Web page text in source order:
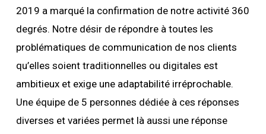
2019 a marqué la confirmation de notre activité 360
degrés. Notre désir de répondre à toutes les
problématiques de communication de nos clients
qu’elles soient traditionnelles ou digitales est
ambitieux et exige une adaptabilité irréprochable.
Une équipe de 5 personnes dédiée à ces réponses
diverses et variées permet là aussi une réponse